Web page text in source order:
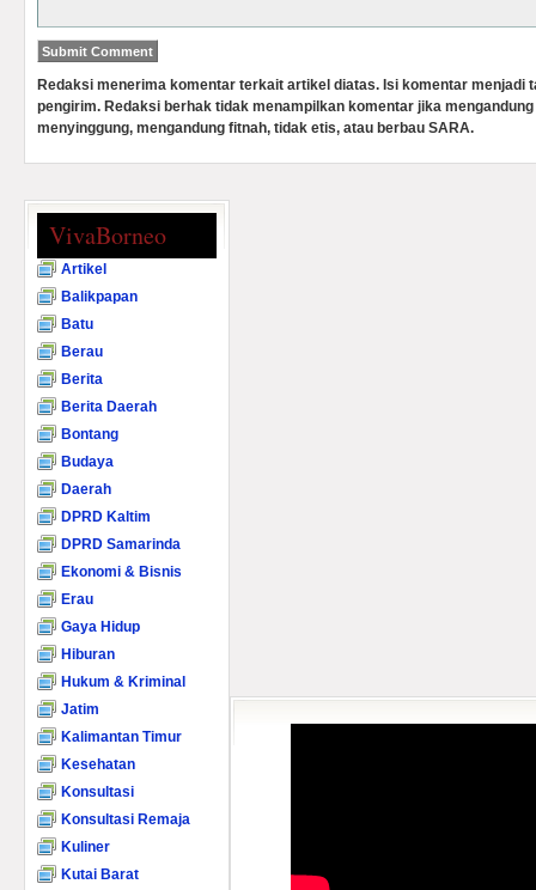
Redaksi menerima komentar terkait artikel diatas. Isi komentar menjadi
pengirim. Redaksi berhak tidak menampilkan komentar jika
menyinggung, mengandung fitnah, tidak etis, atau berbau SARA.
VivaBorneo
Artikel
Balikpapan
Batu
Berau
Berita
Berita Daerah
Bontang
Budaya
Daerah
DPRD Kaltim
DPRD Samarinda
Ekonomi & Bisnis
Erau
Gaya Hidup
Hiburan
Hukum & Kriminal
Jatim
Kalimantan Timur
Kesehatan
Konsultasi
Konsultasi Remaja
Kuliner
Kutai Barat